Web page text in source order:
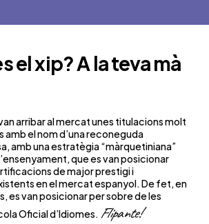
el xip? A la teva mà
arribar al mercat unes titulacions molt
amb el nom d’una reconeguda
amb una estratègia “màrquetiniana”
que es van posicionar
de major prestigi i
en el mercat espanyol. De fet, en
es van posicionar per sobre de les
Oficial d’Idiomes. Flipante!